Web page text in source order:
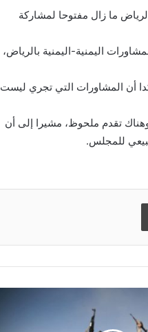
ما زال مفتوحا لمشاركة
اليمنية-اليمنية بالرياض،
أن المشاورات التي تجري ليست
تقدم ملحوظ، مشيرا إلى أن
للمجلس.
طباعة